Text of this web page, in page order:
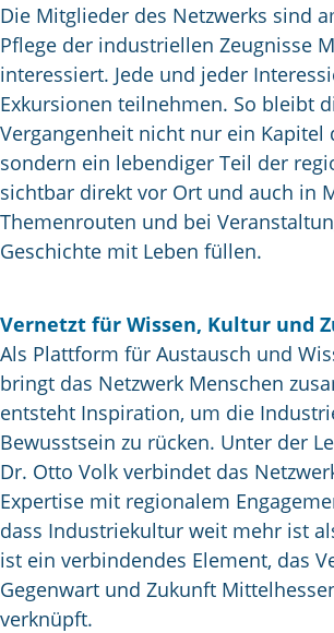
Die Mitglieder des Netzwerks sind
Pflege der industriellen Zeugnisse
interessiert. Jede und jeder
Exkursionen teilnehmen. So bleibt
Vergangenheit nicht nur ein Kapitel
sondern ein lebendiger Teil der
sichtbar direkt vor Ort und auch in
Themenrouten und bei
Geschichte mit Leben füllen.
Vernetzt für Wissen, Kultur und
Als Plattform für Austausch und
bringt das Netzwerk Menschen
entsteht Inspiration, um die
Bewusstsein zu rücken. Unter der
Dr. Otto Volk verbindet das
Expertise mit regionalem
dass Industriekultur weit mehr ist
ist ein verbindendes Element, das
Gegenwart und Zukunft
verknüpft.